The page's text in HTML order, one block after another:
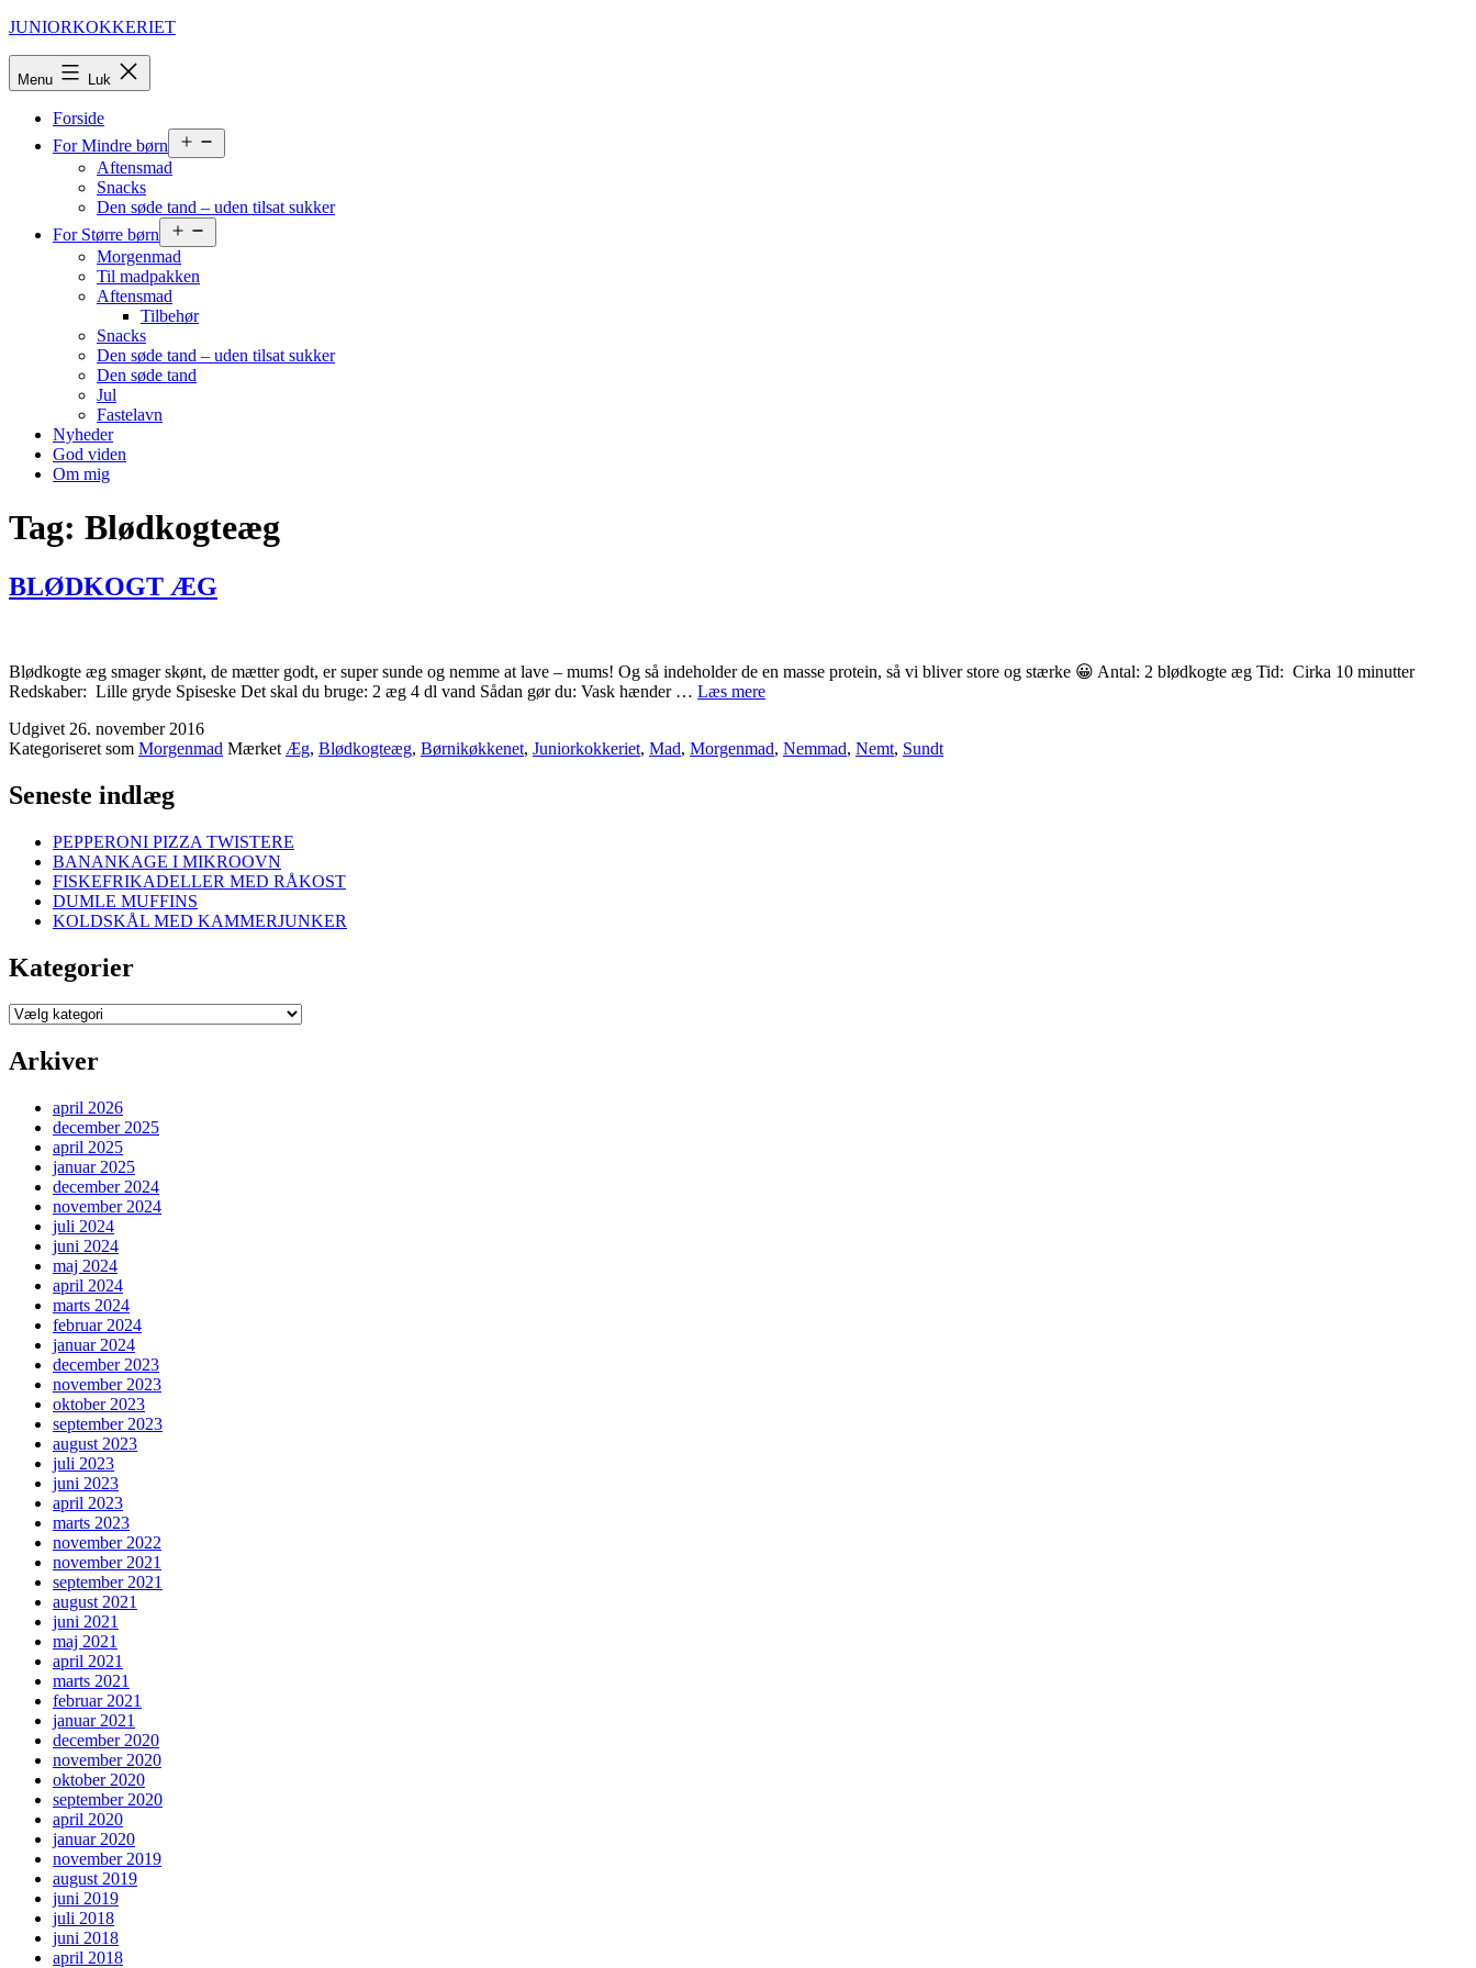
Fortsæt
JUNIORKOKKERIET
Menu Luk
Forside
For Mindre børn
menu
Aftensmad
Snacks
Den søde tand – uden tilsat sukker
For Større børn
menu
Morgenmad
Til madpakken
Aftensmad
Tilbehør
Snacks
Den søde tand – uden tilsat sukker
Den søde tand
Jul
Fastelavn
Nyheder
God viden
Om mig
Tag: Blødkogteæg
BLØDKOGT ÆG
Blødkogte æg smager skønt, de mætter godt, er super sunde og nemme at lave – mums! Og så indeholder de en masse protein, så vi bliver store og stærke 😀 Antal: 2 blødkogte æg Tid: Cirka 10 minutter
Redskaber: Lille gryde Spiseske Det skal du bruge: 2 æg 4 dl vand Sådan gør du: Vask hænder … Læs mereBLØDKOGT
Udgivet 26. november 2016
Kategoriseret som Morgenmad Mærket Æg, Blødkogteæg, Børnikøkkenet, Juniorkokkeriet, Mad, Morgenmad, Nemmad, Nemt, Sundt
Seneste indlæg
PEPPERONI PIZZA TWISTERE
BANANKAGE I MIKROOVN
FISKEFRIKADELLER MED RÅKOST
DUMLE MUFFINS
KOLDSKÅL MED KAMMERJUNKER
Kategorier
Kategorier
Arkiver
april 2026
december 2025
april 2025
januar 2025
december 2024
november 2024
juli 2024
juni 2024
maj 2024
april 2024
marts 2024
februar 2024
januar 2024
december 2023
november 2023
oktober 2023
september 2023
august 2023
juli 2023
juni 2023
april 2023
marts 2023
november 2022
november 2021
september 2021
august 2021
juni 2021
maj 2021
april 2021
marts 2021
februar 2021
januar 2021
december 2020
november 2020
oktober 2020
september 2020
april 2020
januar 2020
november 2019
august 2019
juni 2019
juli 2018
juni 2018
april 2018